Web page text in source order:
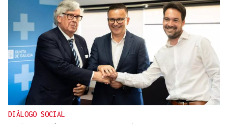
DALLAS MAVERICKS
Santi Aldama, jugador de la NBA, visita Ourense
DIÁLOGO SOCIAL